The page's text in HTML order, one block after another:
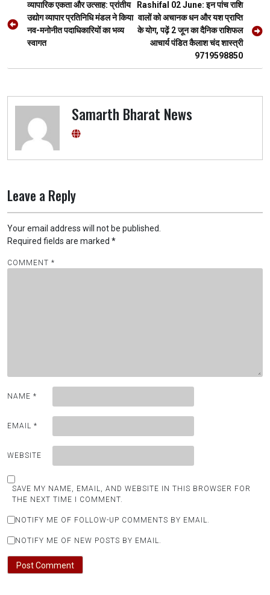
o
k
p
p
m er
Post
navigation
व्यापारिक एकता और उत्साह: प्रांतीय
उद्योग व्यापार प्रतिनिधि मंडल ने किया
नव-मनोनीत पदाधिकारियों का भव्य
स्वागत
Rashifal 02 June: इन पांच राशि
वालों को अचानक धन और यश प्राप्ति
के योग, पढ़ें 2 जून का दैनिक राशिफल
आचार्य पंडित कैलाश चंद शास्त्री
9719598850
Samarth Bharat News
Leave a Reply
Your email address will not be published.
Required fields are marked *
COMMENT *
NAME *
EMAIL *
WEBSITE
SAVE MY NAME, EMAIL, AND WEBSITE IN THIS BROWSER FOR
THE NEXT TIME I COMMENT.
NOTIFY ME OF FOLLOW-UP COMMENTS BY EMAIL.
NOTIFY ME OF NEW POSTS BY EMAIL.